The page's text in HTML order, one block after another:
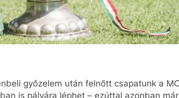
győzelem után felnőtt csapatunk a
is pályára léphet – ezúttal azonban